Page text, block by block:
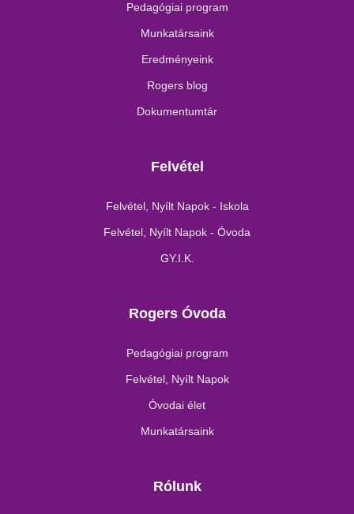
Pedagógiai program
Munkatársaink
Eredményeink
Rogers blog
Dokumentumtár
Felvétel
Felvétel, Nyílt Napok - Iskola
Felvétel, Nyílt Napok - Óvoda
GY.I.K.
Rogers Óvoda
Pedagógiai program
Felvétel, Nyílt Napok
Óvodai élet
Munkatársaink
Rólunk